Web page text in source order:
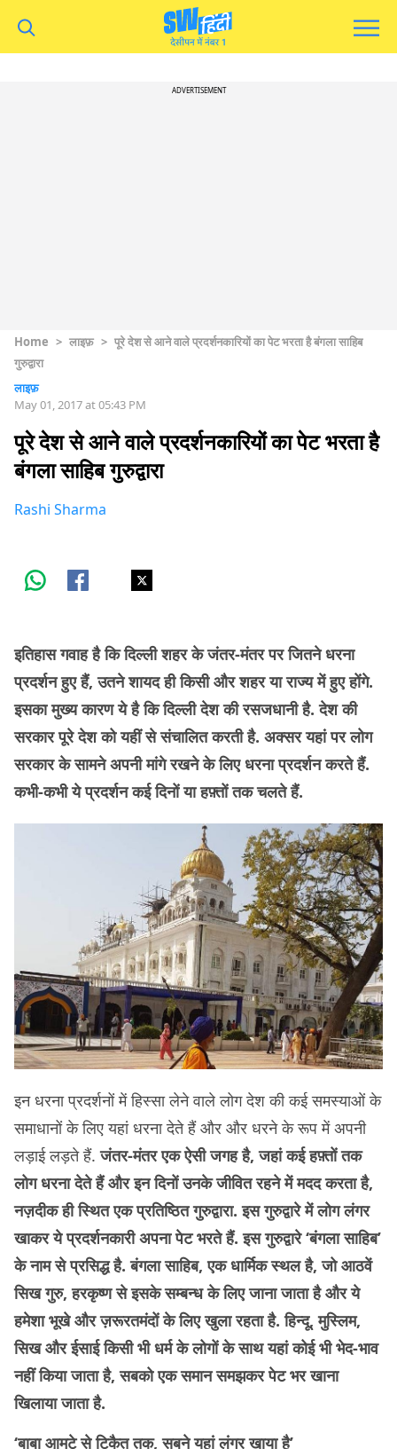
ADVERTISEMENT
Home > लाइफ़ > पूरे देश से आने वाले प्रदर्शनकारियों का पेट भरता है बंगला साहिब
गुरुद्वारा
लाइफ़
May 01, 2017 at 05:43 PM
पूरे देश से आने वाले प्रदर्शनकारियों का पेट भरता है
बंगला साहिब गुरुद्वारा
Rashi Sharma
इतिहास गवाह है कि दिल्ली शहर के जंतर-मंतर पर जितने धरना
प्रदर्शन हुए हैं, उतने शायद ही किसी और शहर या राज्य में हुए होंगे.
इसका मुख्य कारण ये है कि दिल्ली देश की रसजधानी है. देश की
सरकार पूरे देश को यहीं से संचालित करती है. अक्सर यहां पर लोग
सरकार के सामने अपनी मांगे रखने के लिए धरना प्रदर्शन करते हैं.
कभी-कभी ये प्रदर्शन कई दिनों या हफ़्तों तक चलते हैं.
इन धरना प्रदर्शनों में हिस्सा लेने वाले लोग देश की कई समस्याओं के
समाधानों के लिए यहां धरना देते हैं और और धरने के रूप में अपनी
लड़ाई लड़ते हैं.जंतर-मंतर एक ऐसी जगह है, जहां कई हफ़्तों तक
लोग धरना देते हैं और इन दिनों उनके जीवित रहने में मदद करता है,
नज़दीक ही स्थित एक प्रतिष्ठित गुरुद्वारा. इस गुरुद्वारे में लोग लंगर
खाकर ये प्रदर्शनकारी अपना पेट भरते हैं. इस गुरुद्वारे ‘बंगला साहिब’
के नाम से प्रसिद्ध है. बंगला साहिब, एक धार्मिक स्थल है, जो आठवें
सिख गुरु, हरकृष्ण से इसके सम्बन्ध के लिए जाना जाता है और ये
हमेशा भूखे और ज़रूरतमंदों के लिए खुला रहता है. हिन्दू, मुस्लिम,
सिख और ईसाई किसी भी धर्म के लोगों के साथ यहां कोई भी भेद-भाव
नहीं किया जाता है, सबको एक समान समझकर पेट भर खाना
खिलाया जाता है.
‘बाबा आमटे से टिकैत तक, सबने यहां लंगर खाया है’